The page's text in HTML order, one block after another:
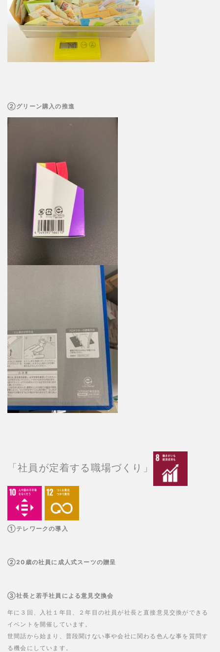
②グリーン購入の推進
「社員が定着する職場づくり」
①テレワークの導入
②20歳の社員に成人式スーツの贈呈
③社長と若手社員による意見交換会
年に３回、入社１年目、２年目の社員が社長と直接意見交換ができる
イベントを開催しています。
世間話から始まり、普段聞けない事や会社に関わる色んな事を質問す
る機会にしています。